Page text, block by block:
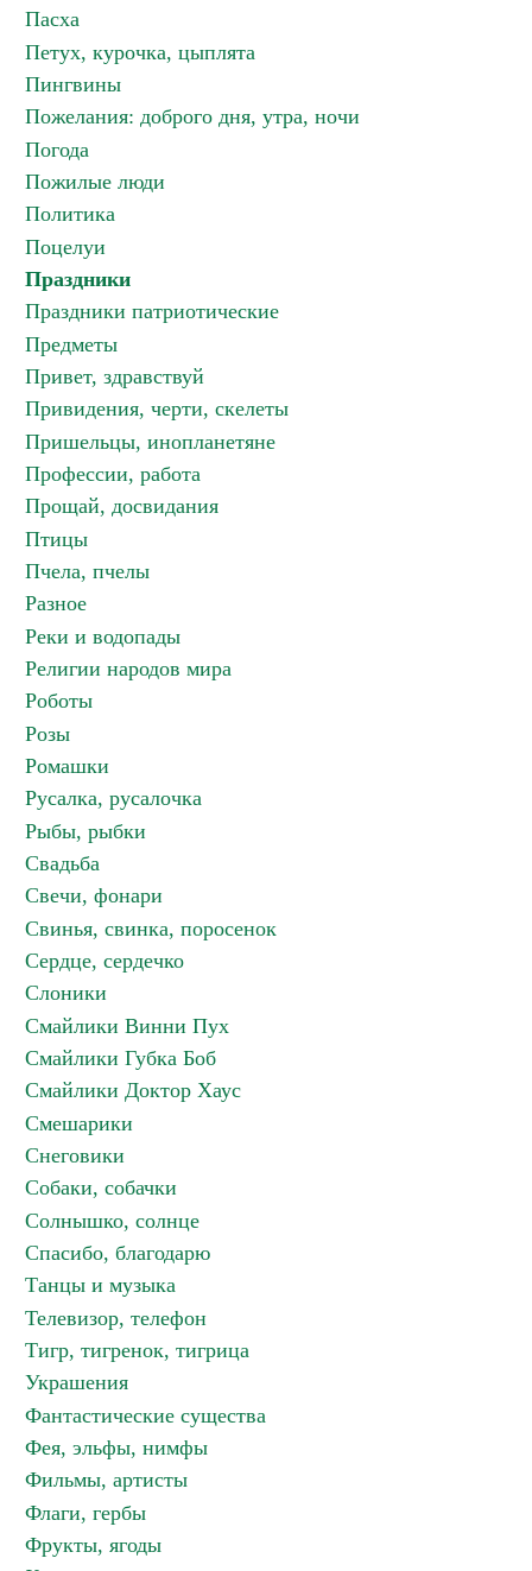
Пасха
Петух, курочка, цыплята
Пингвины
Пожелания: доброго дня, утра, ночи
Погода
Пожилые люди
Политика
Поцелуи
Праздники
Праздники патриотические
Предметы
Привет, здравствуй
Привидения, черти, скелеты
Пришельцы, инопланетяне
Профессии, работа
Прощай, досвидания
Птицы
Пчела, пчелы
Разное
Реки и водопады
Религии народов мира
Роботы
Розы
Ромашки
Русалка, русалочка
Рыбы, рыбки
Свадьба
Свечи, фонари
Свинья, свинка, поросенок
Сердце, сердечко
Слоники
Смайлики Винни Пух
Смайлики Губка Боб
Смайлики Доктор Хаус
Смешарики
Снеговики
Собаки, собачки
Солнышко, солнце
Спасибо, благодарю
Танцы и музыка
Телевизор, телефон
Тигр, тигренок, тигрица
Украшения
Фантастические существа
Фея, эльфы, нимфы
Фильмы, артисты
Флаги, гербы
Фрукты, ягоды